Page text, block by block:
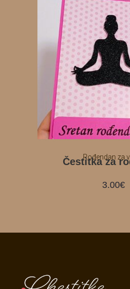
Rođendan za
Čestitka za
3.00€